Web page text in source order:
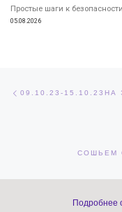
Простые шаги к безопасности
05.08.2026
СОШЬЕМ
Подробнее